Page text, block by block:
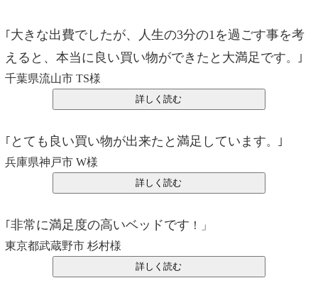
｢ 大きな出費でしたが、人生の3分の1を過ごす事を考
えると、本当に良い買い物ができたと大満足です。｣
千葉県流山市 TS様
｢ とても良い買い物が出来たと満足しています。｣
兵庫県神戸市 W様
｢ 非常に満足度の高いベッドです ！」
東京都武蔵野市 杉村様